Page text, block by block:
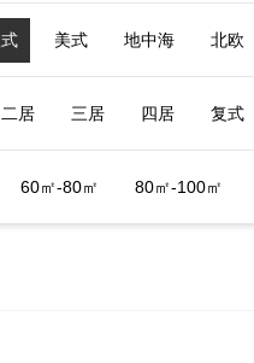
美式 地中海 北欧
二居 三居 四居 复式
60㎡-80㎡ 80㎡-100㎡